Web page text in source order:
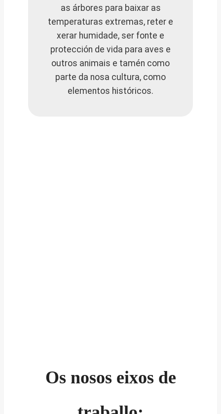
as árbores para baixar as
temperaturas extremas, reter e
xerar humidade, ser fonte e
protección de vida para aves e
outros animais e tamén como
parte da nosa cultura, como
elementos históricos.
Os nosos eixos de